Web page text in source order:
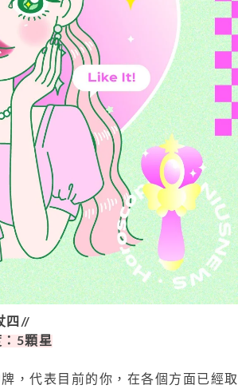
四//
5顆星
，代表目前的你，在各個方面已經取